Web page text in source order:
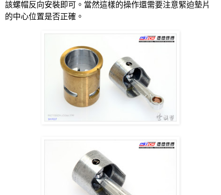
該螺帽反向安裝即可。當然這樣的操作還需要注意緊迫墊片
的中心位置是否正確。